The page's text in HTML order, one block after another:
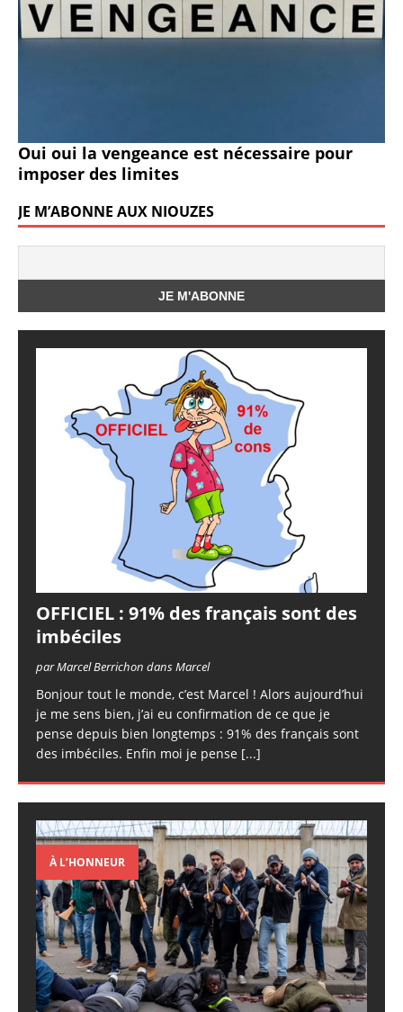
Oui oui la vengeance est nécessaire pour
imposer des limites
JE M’ABONNE AUX NIOUZES
OFFICIEL : 91% des français sont des
imbéciles
par Marcel Berrichon dans Marcel
Bonjour tout le monde, c’est Marcel ! Alors aujourd’hui
je me sens bien, j’ai eu confirmation de ce que je
pense depuis bien longtemps : 91% des français sont
des imbéciles. Enfin moi je pense [...]
À L’HONNEUR